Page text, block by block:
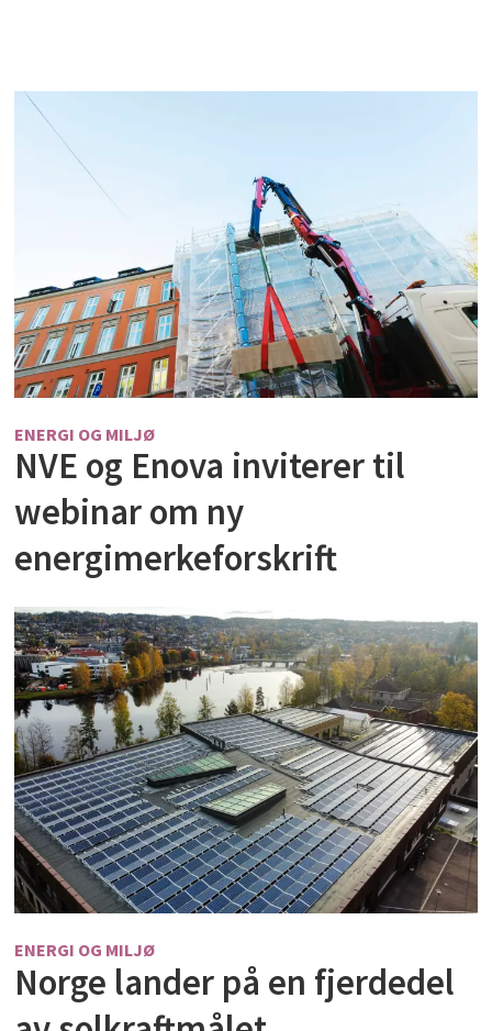
ENERGI OG MILJØ
NVE og Enova inviterer til
webinar om ny
energimerkeforskrift
ENERGI OG MILJØ
Norge lander på en fjerdedel